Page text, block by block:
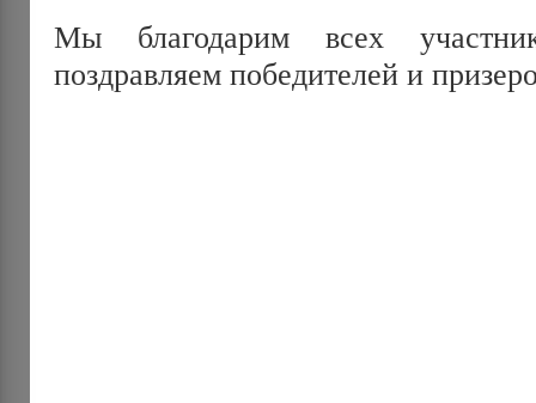
Мы благодарим всех
поздравляем победителей и